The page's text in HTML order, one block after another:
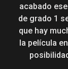
acabado
de grado 1
que hay
la película